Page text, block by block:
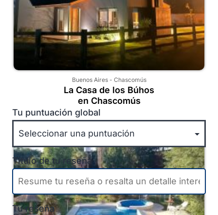
Buenos Aires- Chascomús
La Casa de los Búhos
en Chascomús
Tu puntuación global
Título de tu reseña
Tu reseña